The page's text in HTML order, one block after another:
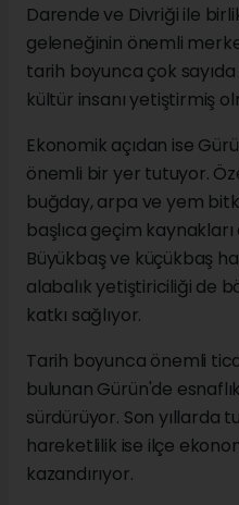
Darende ve Divriği ile
geleneğinin önemli
tarih boyunca çok
kültür insanı yetiştirmiş
Ekonomik açıdan ise
önemli bir yer tutuyor.
buğday, arpa ve yem
başlıca geçim
Büyükbaş ve küçükbaş
alabalık yetiştiriciliği de
katkı sağlıyor.
Tarih boyunca önemli
bulunan Gürün'de
sürdürüyor. Son yıllarda
hareketlilik ise ilçe
kazandırıyor.